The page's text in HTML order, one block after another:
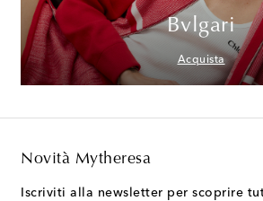
Bvlgari
Acquista
Novità Mytheresa
Iscriviti alla newsletter per scoprire